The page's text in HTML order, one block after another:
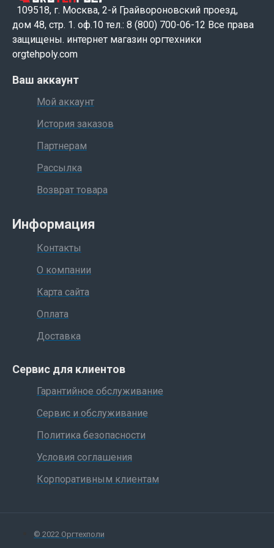
распределение клеевого слоя по поверхности блока.
Блок торшонирования и фрезерования корешка защищен
шторками, которые автоматически открываются и
закрываются.
После прохождения фрезы по корешку блока специальные
щетки очищают готовый к проклейке блок от бумажной
109518, г. Москва, 2-й Грайвороновский проезд,
дом 48, стр. 1. оф.10 тел.: 8 (800) 700-06-12 Все права
защищены. интернет магазин оргтехники
orgtehpoly.com
Ваш аккаунт
Мой аккаунт
История заказов
Партнерам
Рассылка
Возврат товара
Информация
Контакты
О компании
Карта сайта
Оплата
Доставка
Сервис для клиентов
Гарантийное обслуживание
Сервис и обслуживание
Политика безопасности
Условия соглашения
Корпоративным клиентам
© 2022 Оргтехполи